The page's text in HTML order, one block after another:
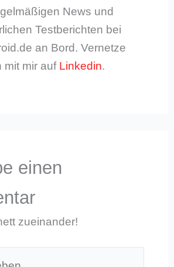
News und
Testberichten bei
an Bord. Vernetze
mit mir auf Linkedin.
einen
zueinander!